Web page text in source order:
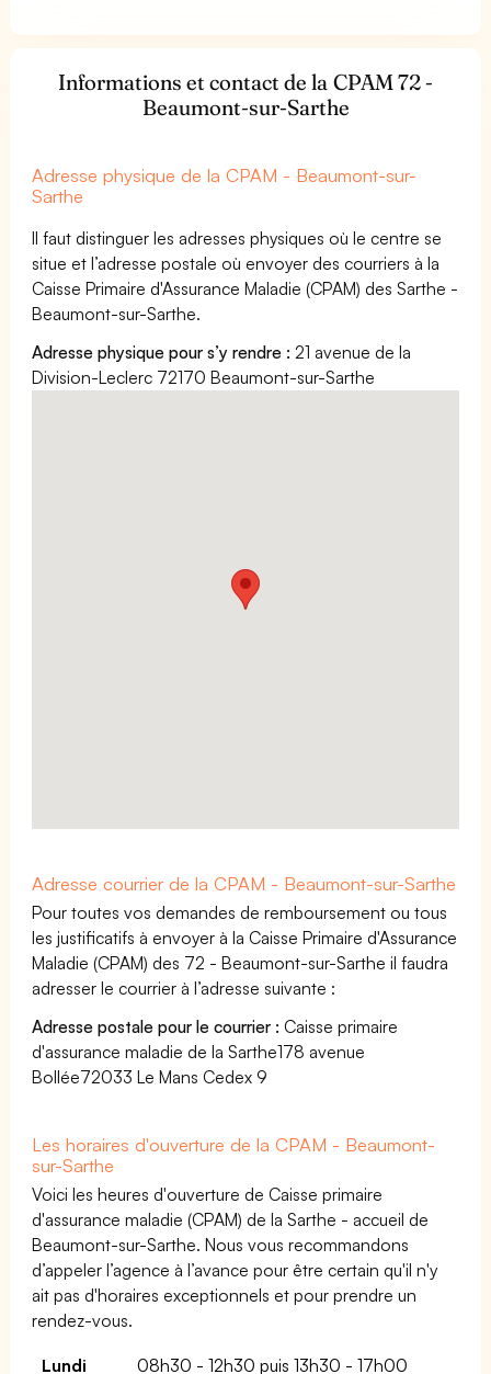
Informations et contact de la CPAM 72 -
Beaumont-sur-Sarthe
Adresse physique de la CPAM - Beaumont-sur-
Sarthe
Il faut distinguer les adresses physiques où le centre se
situe et l’adresse postale où envoyer des courriers à la
Caisse Primaire d'Assurance Maladie (CPAM) des Sarthe -
Beaumont-sur-Sarthe.
Adresse physique pour s’y rendre : 21 avenue de la
Division-Leclerc 72170 Beaumont-sur-Sarthe
Adresse courrier de la CPAM - Beaumont-sur-Sarthe
Pour toutes vos demandes de remboursement ou tous
les justificatifs à envoyer à la Caisse Primaire d'Assurance
Maladie (CPAM) des 72 - Beaumont-sur-Sarthe il faudra
adresser le courrier à l’adresse suivante :
Adresse postale pour le courrier : Caisse primaire
d'assurance maladie de la Sarthe178 avenue
Bollée72033 Le Mans Cedex 9
Les horaires d'ouverture de la CPAM - Beaumont-
sur-Sarthe
Voici les heures d'ouverture de Caisse primaire
d'assurance maladie (CPAM) de la Sarthe - accueil de
Beaumont-sur-Sarthe. Nous vous recommandons
d’appeler l’agence à l’avance pour être certain qu'il n'y
ait pas d'horaires exceptionnels et pour prendre un
rendez-vous.
Lundi 08h30 - 12h30 puis 13h30 - 17h00